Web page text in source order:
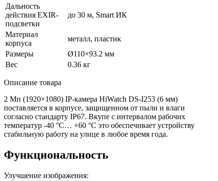
Дальность
действия EXIR-
подсветки
до 30 м, Smart ИК
Материал
корпуса
металл, пластик
Размеры
Ø110×93.2 мм
Вес
0.36 кг
Описание товара
2 Мп (1920×1080) IP-камера HiWatch DS-I253 (6 мм)
поставляется в корпусе, защищенном от пыли и влаги
согласно стандарту IP67. Вкупе с интервалом рабочих
температур -40 °C… +60 °С это обеспечивает устройству
стабильную работу на улице в любое время года.
Функциональность
Улучшение изображения: